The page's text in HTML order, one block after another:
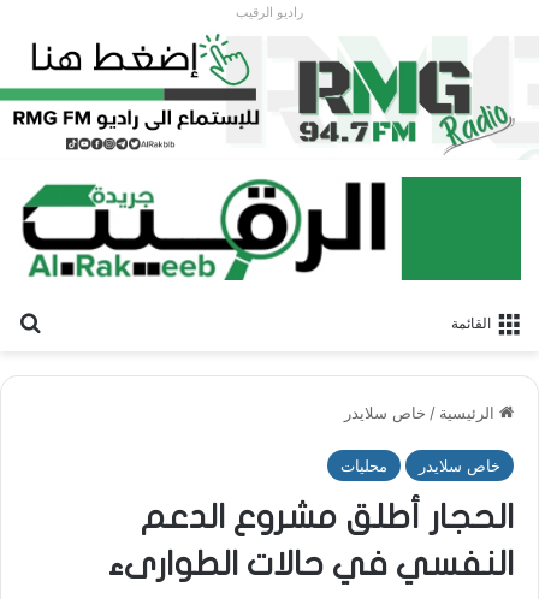
راديو الرقيب
القائمة
الرئيسية / خاص سلايدر
خاص سلايدر محليات
الحجار أطلق مشروع الدعم
النفسي في حالات الطوارىء